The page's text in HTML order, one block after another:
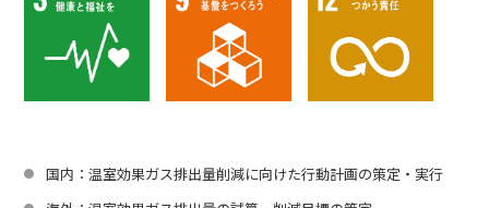
国内：温室効果ガス排出量削減に向けた行動計画の策定・実行